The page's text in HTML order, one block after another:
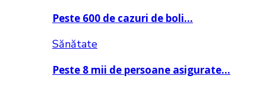
Peste 600 de cazuri de boli…
Sănătate
Peste 8 mii de persoane asigurate…